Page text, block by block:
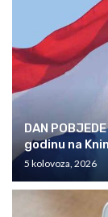
DAN
godinu na
5 kolovoza, 2026